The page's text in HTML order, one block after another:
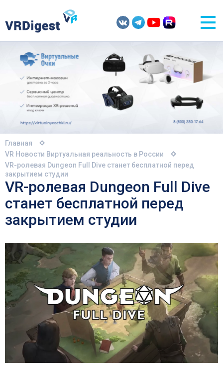
Главная
VR Новости Виртуальная реальность в России
VR-ролевая Dungeon Full Dive станет бесплатной перед
закрытием студии
VR-ролевая Dungeon Full Dive
станет бесплатной перед
закрытием студии